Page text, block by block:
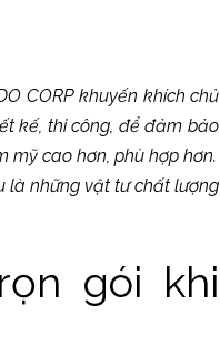
CORP khuyến khích chủ
kế, thi công, để đảm bảo
mỹ cao hơn, phù hợp hơn.
là những vật tư chất lượng
gói khi